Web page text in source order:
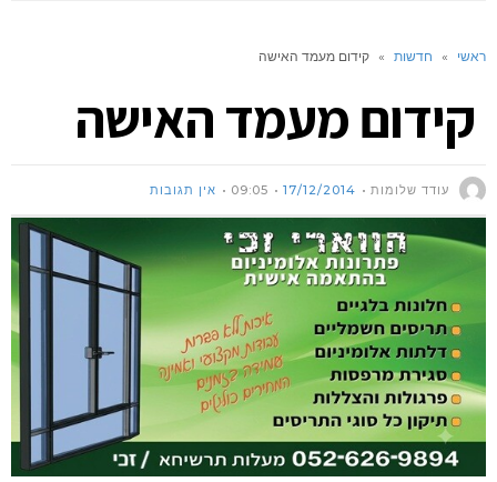
ראשי » חדשות » קידום מעמד האישה
קידום מעמד האישה
עודד שלומות 17/12/2014
09:05 אין תגובות